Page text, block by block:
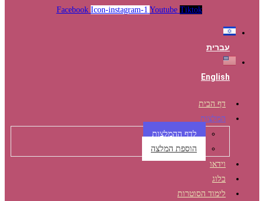
Facebook Icon-instagram-1 Youtube Tiktok
עברית
English
דף הבית
המלצות
לדף ההמלצות
הוספת המלצה
וידאו
בלוג
לימוד הסוטרות